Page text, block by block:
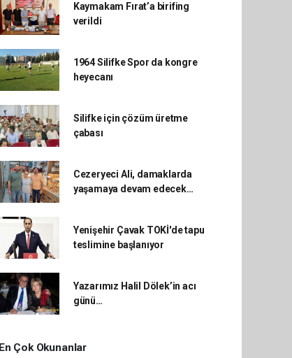
Kaymakam Fırat’a birifing
verildi
1964 Silifke Spor da kongre
heyecanı
Silifke için çözüm üretme
çabası
Cezeryeci Ali, damaklarda
yaşamaya devam edecek…
Yenişehir Çavak TOKİ'de tapu
teslimine başlanıyor
Yazarımız Halil Dölek’in acı
günü…
En Çok Okunanlar